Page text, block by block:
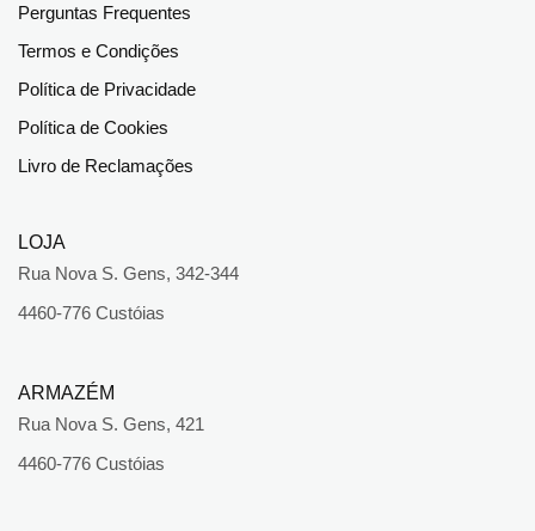
Perguntas Frequentes
Termos e Condições
Política de Privacidade
Política de Cookies
Livro de Reclamações
LOJA
Rua Nova S. Gens, 342-344
4460-776 Custóias
ARMAZÉM
Rua Nova S. Gens, 421
4460-776 Custóias